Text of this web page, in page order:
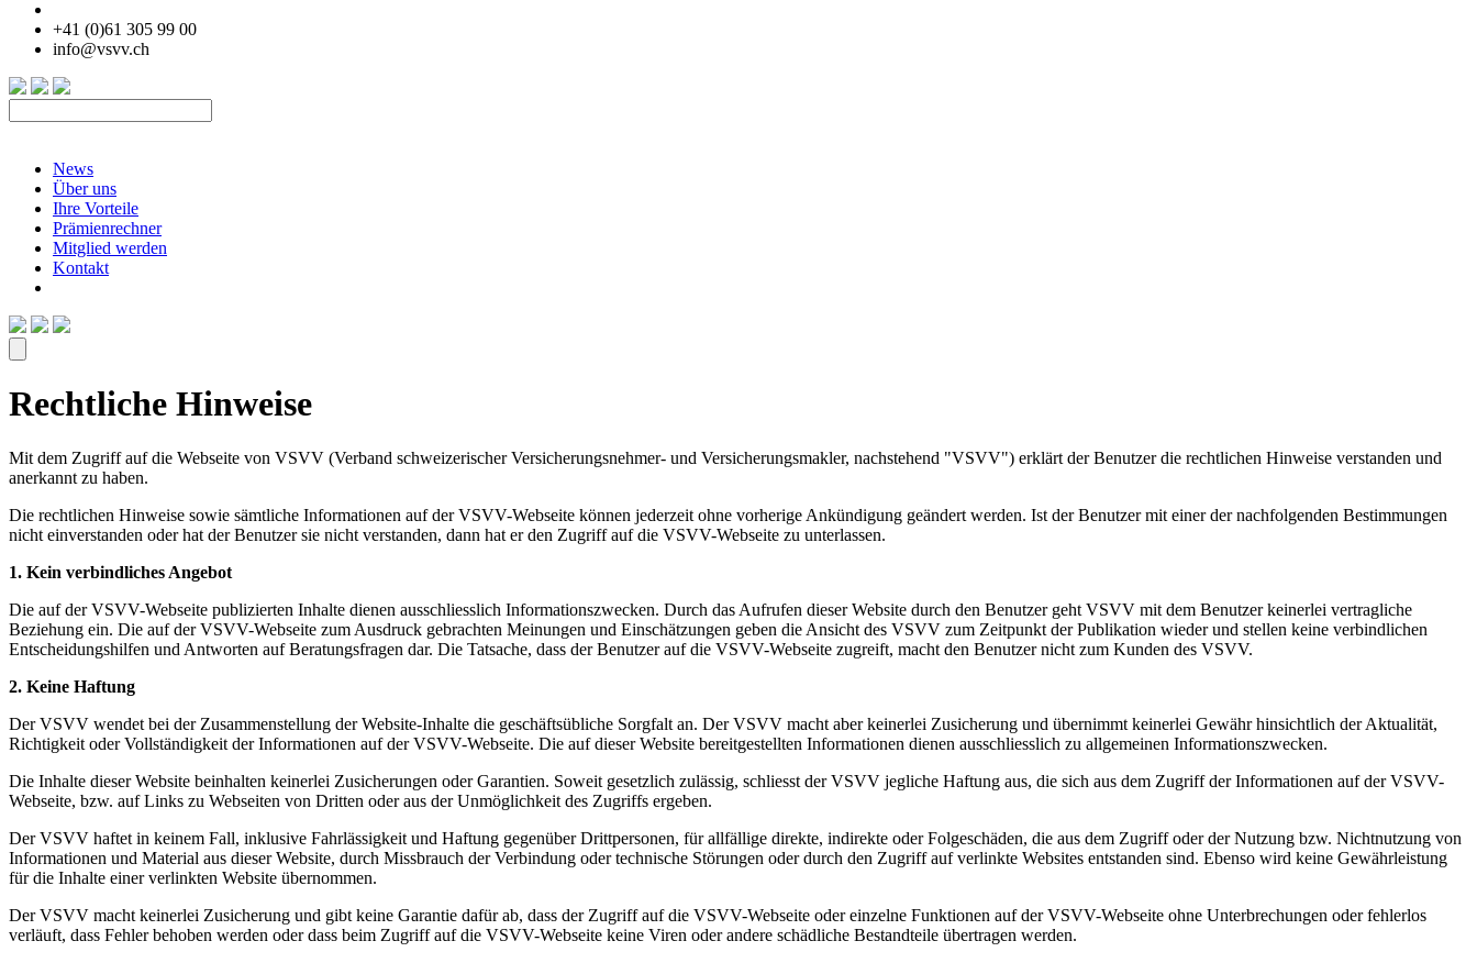
+41 (0)61 305 99 00
info@vsvv.ch
News
Über uns
Ihre Vorteile
Prämienrechner
Mitglied werden
Kontakt
Rechtliche Hinweise
Mit dem Zugriff auf die Webseite von VSVV (Verband schweizerischer Versicherungsnehmer- und Versicherungsmakler, nachstehend "VSVV") erklärt der Benutzer die rechtlichen Hinweise verstanden und
anerkannt zu haben.
Die rechtlichen Hinweise sowie sämtliche Informationen auf der VSVV-Webseite können jederzeit ohne vorherige Ankündigung geändert werden. Ist der Benutzer mit einer der nachfolgenden Bestimmungen
nicht einverstanden oder hat der Benutzer sie nicht verstanden, dann hat er den Zugriff auf die VSVV-Webseite zu unterlassen.
1. Kein verbindliches Angebot
Die auf der VSVV-Webseite publizierten Inhalte dienen ausschliesslich Informationszwecken. Durch das Aufrufen dieser Website durch den Benutzer geht VSVV mit dem Benutzer keinerlei vertragliche
Beziehung ein. Die auf der VSVV-Webseite zum Ausdruck gebrachten Meinungen und Einschätzungen geben die Ansicht des VSVV zum Zeitpunkt der Publikation wieder und stellen keine verbindlichen
Entscheidungshilfen und Antworten auf Beratungsfragen dar. Die Tatsache, dass der Benutzer auf die VSVV-Webseite zugreift, macht den Benutzer nicht zum Kunden des VSVV.
2. Keine Haftung
Der VSVV wendet bei der Zusammenstellung der Website-Inhalte die geschäftsübliche Sorgfalt an. Der VSVV macht aber keinerlei Zusicherung und übernimmt keinerlei Gewähr hinsichtlich der Aktualität,
Richtigkeit oder Vollständigkeit der Informationen auf der VSVV-Webseite. Die auf dieser Website bereitgestellten Informationen dienen ausschliesslich zu allgemeinen Informationszwecken.
Die Inhalte dieser Website beinhalten keinerlei Zusicherungen oder Garantien. Soweit gesetzlich zulässig, schliesst der VSVV jegliche Haftung aus, die sich aus dem Zugriff der Informationen auf der VSVV-
Webseite, bzw. auf Links zu Webseiten von Dritten oder aus der Unmöglichkeit des Zugriffs ergeben.
Der VSVV haftet in keinem Fall, inklusive Fahrlässigkeit und Haftung gegenüber Drittpersonen, für allfällige direkte, indirekte oder Folgeschäden, die aus dem Zugriff oder der Nutzung bzw. Nichtnutzung von
Informationen und Material aus dieser Website, durch Missbrauch der Verbindung oder technische Störungen oder durch den Zugriff auf verlinkte Websites entstanden sind. Ebenso wird keine Gewährleistung
für die Inhalte einer verlinkten Website übernommen.
Der VSVV macht keinerlei Zusicherung und gibt keine Garantie dafür ab, dass der Zugriff auf die VSVV-Webseite oder einzelne Funktionen auf der VSVV-Webseite ohne Unterbrechungen oder fehlerlos
verläuft, dass Fehler behoben werden oder dass beim Zugriff auf die VSVV-Webseite keine Viren oder andere schädliche Bestandteile übertragen werden.